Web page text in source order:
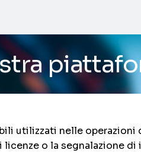
/ Vuoi
utilizzati nelle operazioni
o la segnalazione